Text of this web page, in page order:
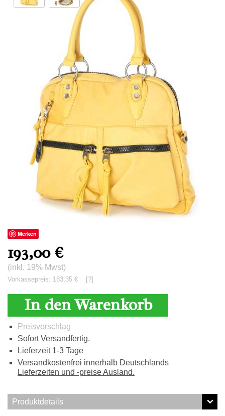
Merken
193,00 €
(inkl. 19% Mwst)
Vorkassepreis: 183,35 € [?]
In den Warenkorb
Preisvorschlag
Sofort Versandfertig.
Lieferzeit 1-3 Tage
Versandkostenfrei innerhalb Deutschlands
Lieferzeiten und -preise Ausland.
Produktdetails